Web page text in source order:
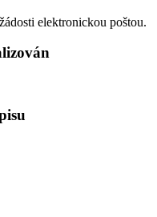
elektronickou poštou.